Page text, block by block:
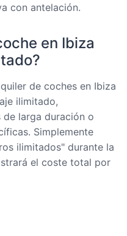
con antelación.
en Ibiza
de coches en Ibiza
ilimitado,
de larga duración o
Simplemente
ilimitados" durante la
el coste total por